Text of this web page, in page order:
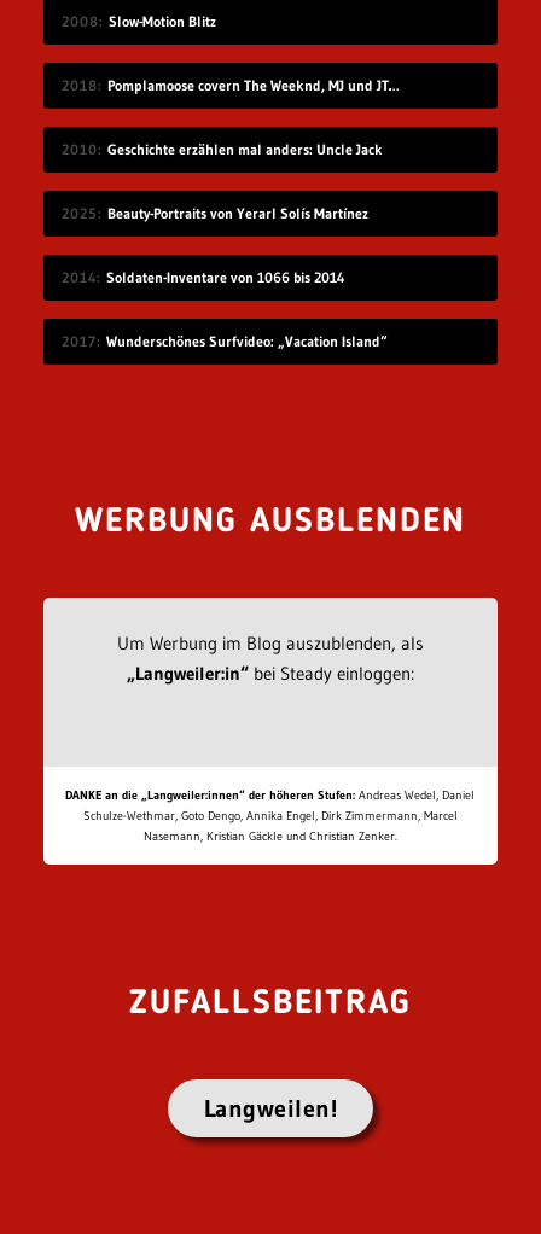
2008 Slow-Motion Blitz
2018 Pomplamoose covern The Weeknd, MJ und JT in sehr schönem Mashup
2010 Geschichte erzählen mal anders: Uncle Jack
2025 Beauty-Portraits von Yerarl Solís Martínez
2014 Soldaten-Inventare von 1066 bis 2014
2017 Wunderschönes Surfvideo: „Vacation Island“
WERBUNG AUSBLENDEN
Um Werbung im Blog auszublenden, als
„Langweiler:in“bei Steady einloggen:
DANKE an die „Langweiler:innen“ der höheren Stufen: Andreas Wedel, Daniel
Schulze-Wethmar, Goto Dengo, Annika Engel, Dirk Zimmermann, Marcel
Nasemann, Kristian Gäckle und Christian Zenker.
ZUFALLSBEITRAG
Langweilen!